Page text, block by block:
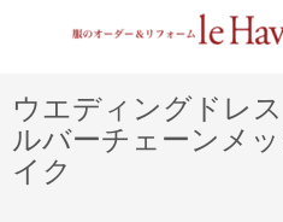
ウエディングド
ルバーチェーンメ
イク